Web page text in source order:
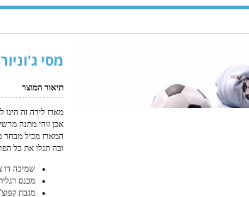
מסי ג'וניור
תיאור המוצר
מארז לידה זה הינו
אכן זוהי מתנה
המארז מכיל מבחר
ובה תגלו את כל
שמיכה דו צדדית
מכנס רגלית ניני 100% כותנה
מגבת